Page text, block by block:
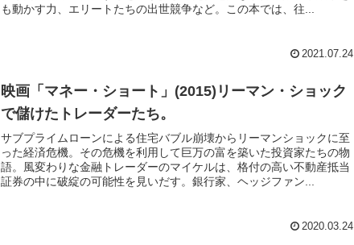
も動かす力、エリートたちの出世競争など。この本では、往...
2021.07.24
映画「マネー・ショート」(2015)リーマン・ショック
で儲けたトレーダーたち。
サブプライムローンによる住宅バブル崩壊からリーマンショックに至
った経済危機。その危機を利用して巨万の富を築いた投資家たちの物
語。風変わりな金融トレーダーのマイケルは、格付の高い不動産抵当
証券の中に破綻の可能性を見いだす。銀行家、ヘッジファン...
2020.03.24